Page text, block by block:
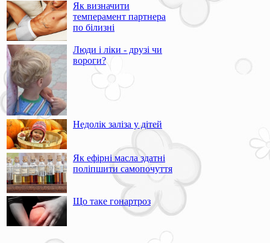
Як визначити
темперамент партнера
по білизні
Люди і ліки - друзі чи
вороги?
Недолік заліза у дітей
Як ефірні масла здатні
поліпшити самопочуття
Що таке гонартроз